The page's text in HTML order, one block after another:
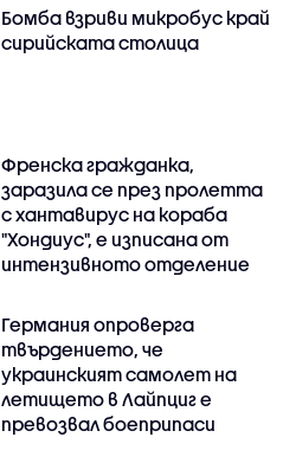
Бомба взриви микробус край
сирийската столица
Френска гражданка,
заразила се през пролетта
с хантавирус на кораба
"Хондиус", е изписана от
интензивното отделение
Германия опроверга
твърдението, че
украинският самолет на
летището в Лайпциг е
превозвал боеприпаси